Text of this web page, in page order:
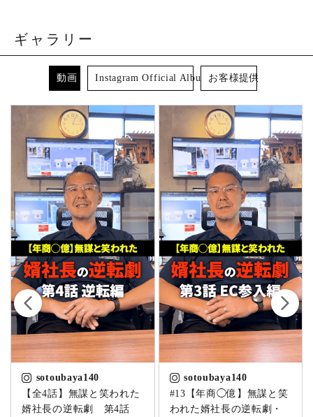
ギャラリー
動画 Instagram Official Albumお客様提供
sotoubaya140
【全4話】無謀と笑われた
婿社長の逆転劇 第4話
sotoubaya140
#13【年商◯億】無謀と笑
われた婿社長の逆転劇・